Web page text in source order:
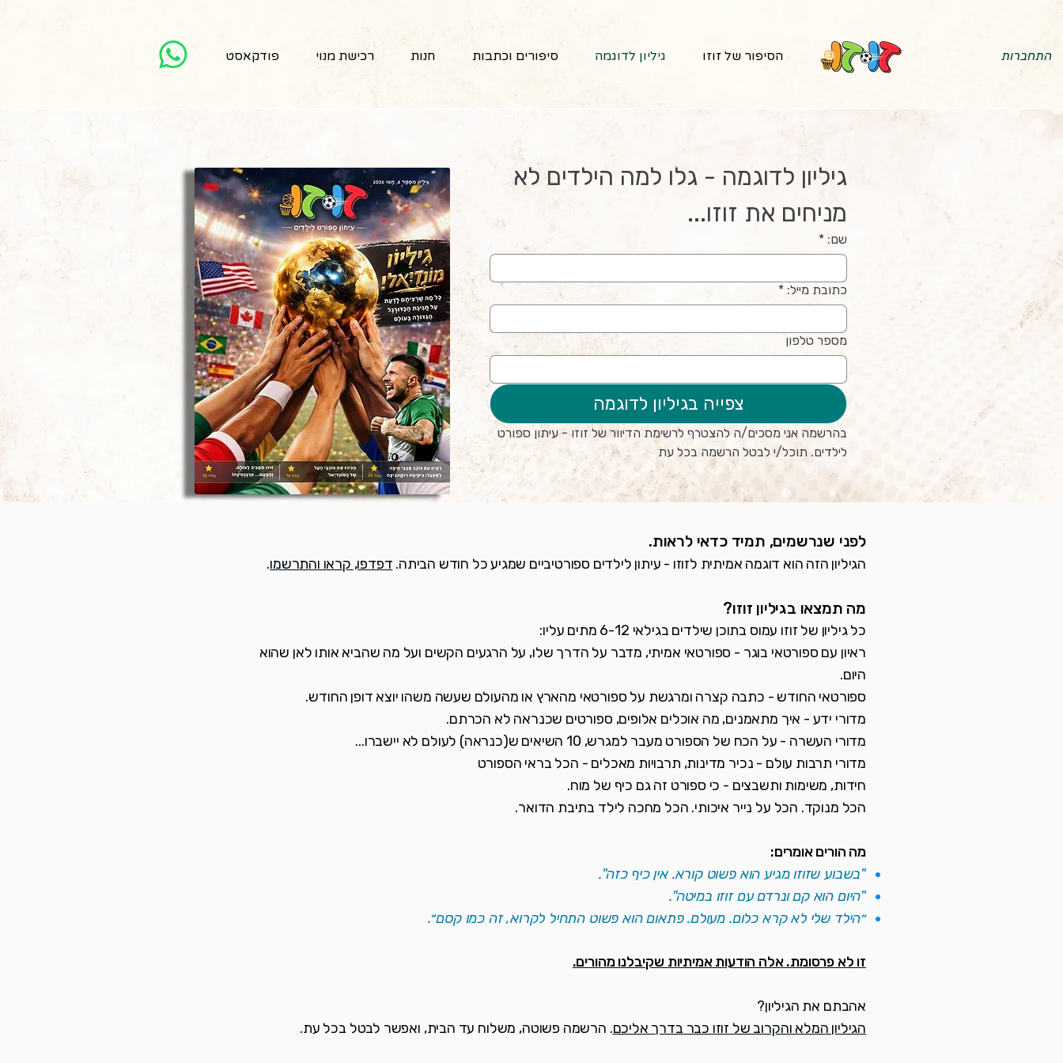
התחברות פודקאסט רכישת מנוי חנות סיפורים וכתבות גיליון לדוגמה הסיפור של זוזו
גיליון לדוגמה - גלו למה הילדים לא
מניחים את זוזו...
שם: *
כתובת מייל: *
מספר טלפון
צפייה בגיליון לדוגמה
בהרשמה אני מסכים/ה להצטרף לרשימת הדיוור של זוזו - עיתון ספורט
לילדים. תוכל/י לבטל הרשמה בכל עת
לפני שנרשמים, תמיד כדאי לראות.
הגיליון הזה הוא דוגמה אמיתית לזוזו - עיתון לילדים ספורטיביים שמגיע כל חודש הביתה. דפדפו, קראו והתרשמו.
מה תמצאו בגיליון זוזו?
כל גיליון של זוזו עמוס בתוכן שילדים בגילאי 6-12 מתים עליו:
ראיון עם ספורטאי בוגר - ספורטאי אמיתי, מדבר על הדרך שלו, על הרגעים הקשים ועל מה שהביא אותו לאן שהוא
היום.
ספורטאי החודש - כתבה קצרה ומרגשת על ספורטאי מהארץ או מהעולם שעשה משהו יוצא דופן החודש.
מדורי ידע - איך מתאמנים, מה אוכלים אלופים, ספורטים שכנראה לא הכרתם.
מדורי העשרה - על הכח של הספורט מעבר למגרש, 10 השיאים ש(כנראה) לעולם לא יישברו...
מדורי תרבות עולם - נכיר מדינות, תרבויות מאכלים - הכל בראי הספורט
חידות, משימות ותשבצים - כי ספורט זה גם כיף של מוח.
הכל מנוקד. הכל על נייר איכותי. הכל מחכה לילד בתיבת הדואר.
מה הורים אומרים:
"בשבוע שזוזו מגיע הוא פשוט קורא. אין כיף כזה".
"היום הוא קם ונרדם עם זוזו במיטה".
״הילד שלי לא קרא כלום. מעולם. פתאום הוא פשוט התחיל לקרוא, זה כמו קסם״.
זו לא פרסומת. אלה הודעות אמיתיות שקיבלנו מהורים.
אהבתם את הגיליון?
הגיליון המלא והקרוב של זוזו כבר בדרך אליכם. הרשמה פשוטה, משלוח עד הבית, ואפשר לבטל בכל עת.